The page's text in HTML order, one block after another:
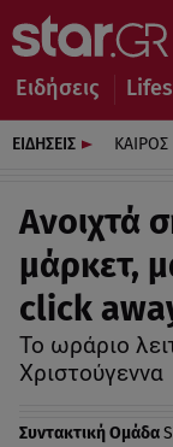
Ειδήσεις
ΕΙΔΗΣΕΙΣ ΚΑΙΡΟΣ
Ανοιχτά
μάρκετ,
click
Το ωράριο
Χριστούγεννα
Συντακτική Ομάδα